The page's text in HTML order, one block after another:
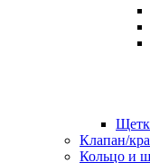
Клапан/
Кольцо и